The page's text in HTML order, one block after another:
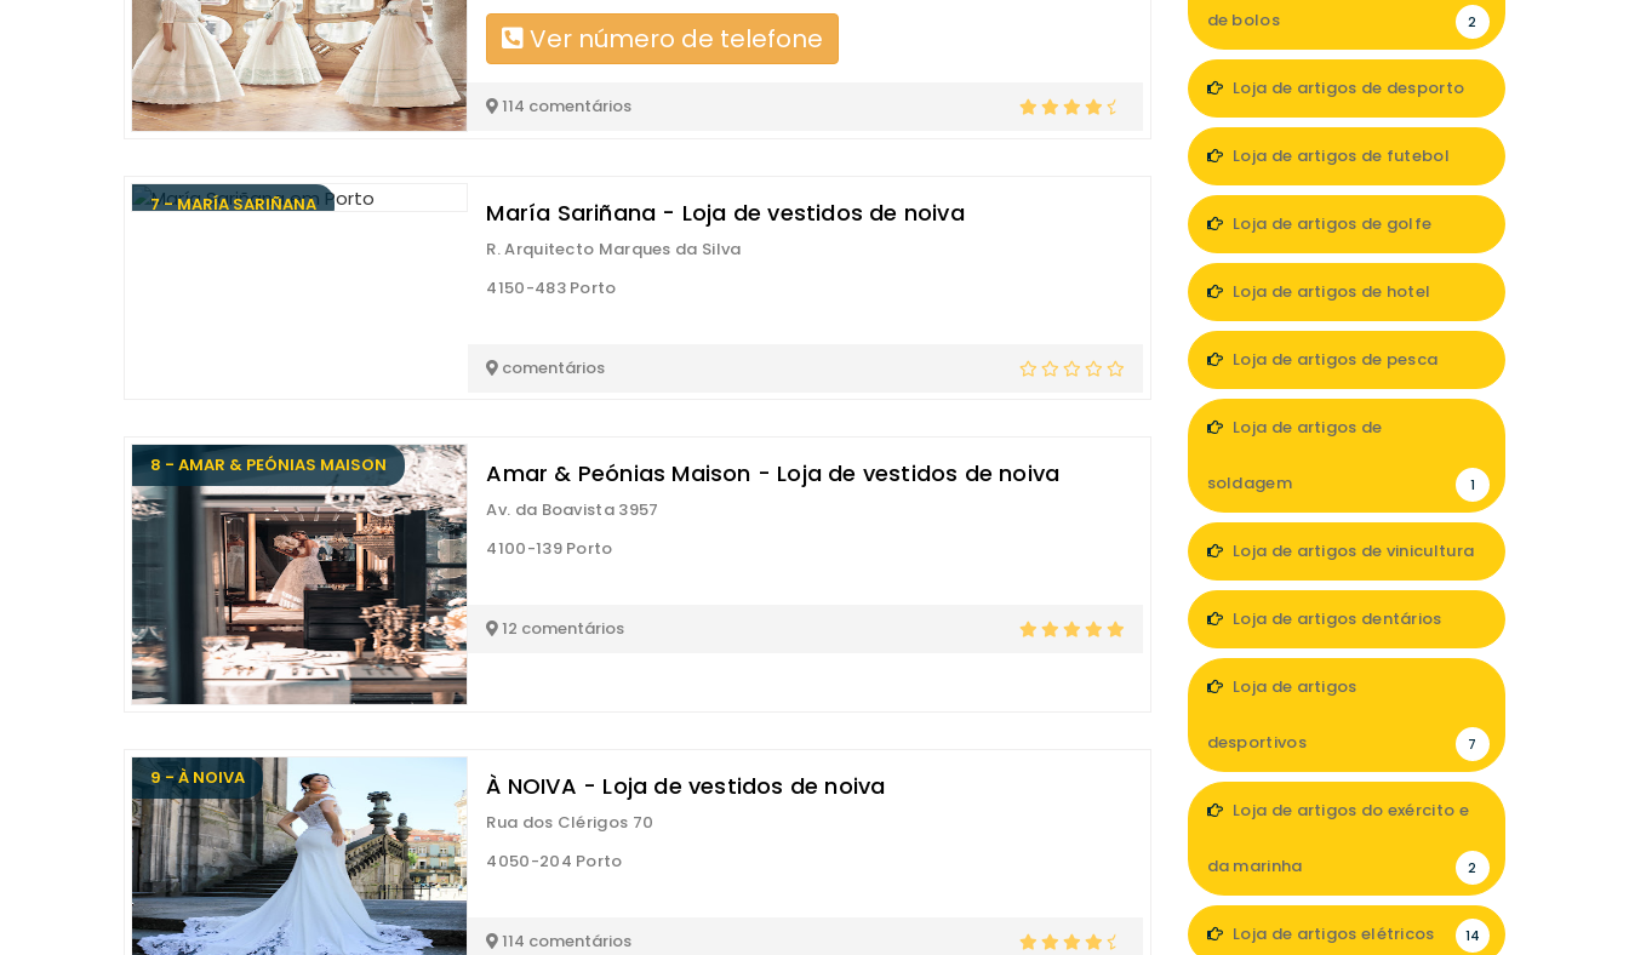
Ver número de telefone
114 comentários
7 - MARÍA SARIÑANA María Sariñana - Loja de vestidos de noiva
R. Arquitecto Marques da Silva
4150-483 Porto
comentários
8 - AMAR & PEÓNIAS MAISON Amar & Peónias Maison - Loja de vestidos de noiva
Av. da Boavista 3957
4100-139 Porto
12 comentários
9 - À NOIVA À NOIVA - Loja de vestidos de noiva
Rua dos Clérigos 70
4050-204 Porto
114 comentários
de bolos 2
Loja de artigos de desporto
Loja de artigos de futebol
Loja de artigos de golfe
Loja de artigos de hotel
Loja de artigos de pesca
Loja de artigos de
soldagem 1
Loja de artigos de vinicultura
Loja de artigos dentários
Loja de artigos
desportivos 7
Loja de artigos do exército e
da marinha 2
Loja de artigos elétricos 14